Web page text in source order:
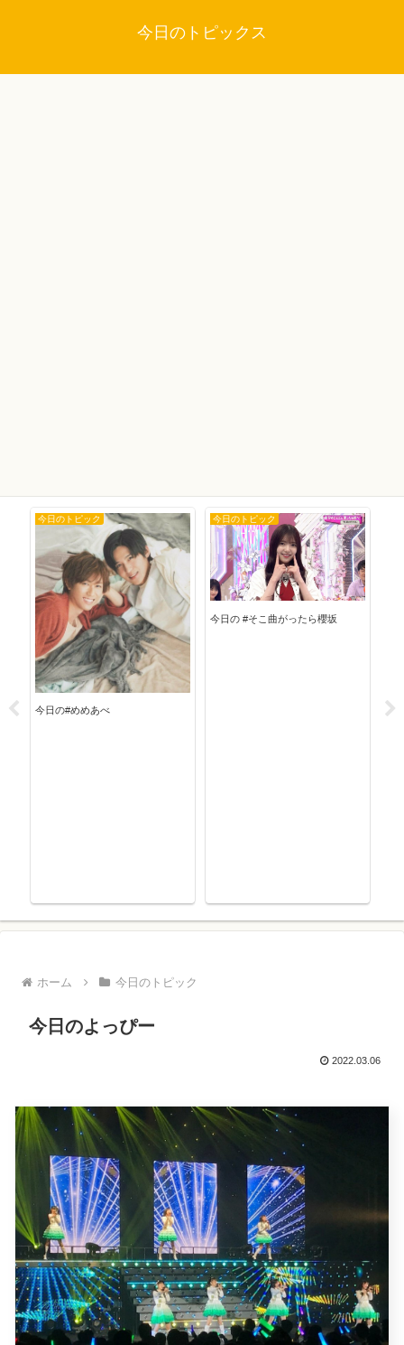
今日のトピックス
今日のトピック
今日の#めめあべ
今日のトピック
今日の #そこ曲がったら櫻坂
ホーム 今日のトピック
今日のよっぴー
2022.03.06